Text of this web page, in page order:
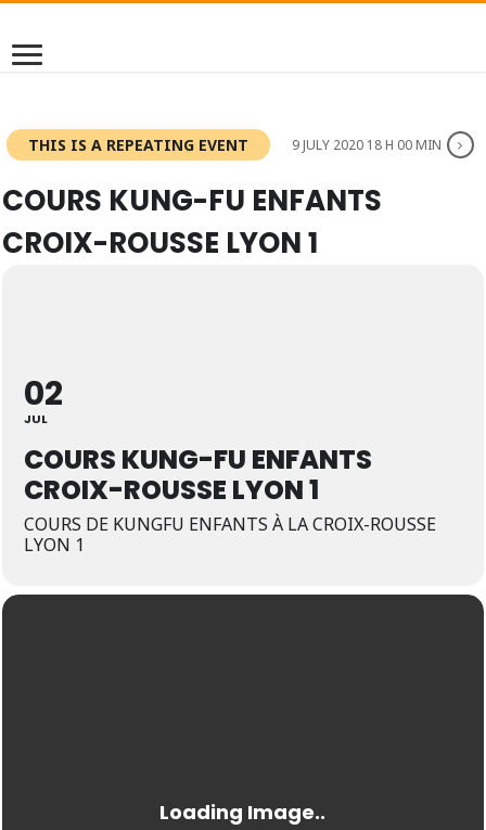
THIS IS A REPEATING EVENT 9 JULY 2020 18 H 00 MIN
COURS KUNG-FU ENFANTS
CROIX-ROUSSE LYON 1
02
JUL
COURS KUNG-FU ENFANTS
CROIX-ROUSSE LYON 1
COURS DE KUNGFU ENFANTS À LA CROIX-ROUSSE
LYON 1